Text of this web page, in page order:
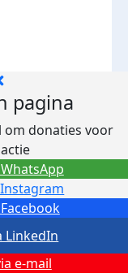
pagina
om donaties voor
e-mail
LinkedIn